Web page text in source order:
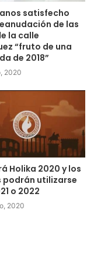
satisfecho
de las
la calle
“fruto de una
de 2018”
2020
Holika 2020 y los
podrán utilizarse
o 2022
2020